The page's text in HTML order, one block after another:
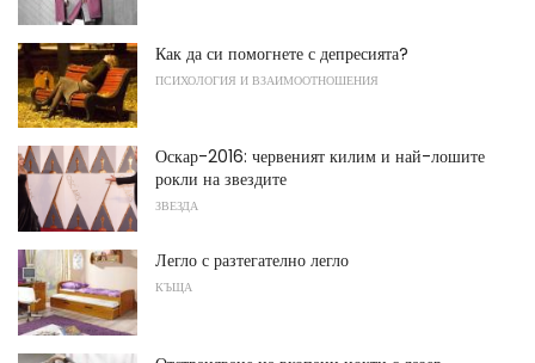
Как да си помогнете с депресията?
ПСИХОЛОГИЯ И ВЗАИМООТНОШЕНИЯ
Оскар-2016: червеният килим и най-лошите
рокли на звездите
ЗВЕЗДА
Легло с разтегателно легло
КЪЩА